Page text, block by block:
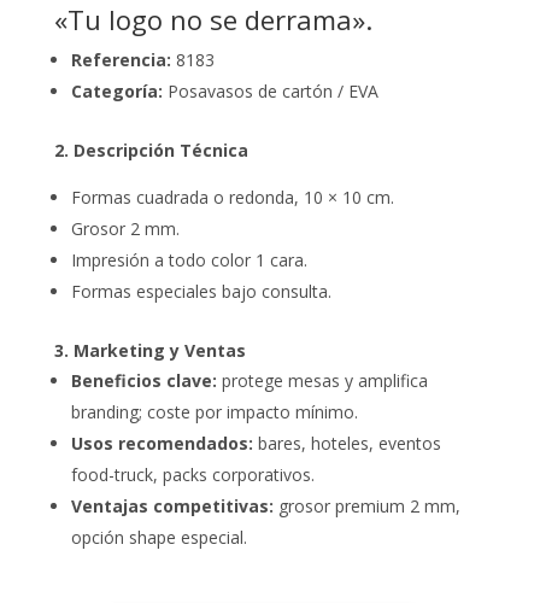
«Tu logo no se derrama».
Referencia: 8183
Categoría: Posavasos de cartón / EVA
2. Descripción Técnica
Formas cuadrada o redonda, 10 × 10 cm.
Grosor 2 mm.
Impresión a todo color 1 cara.
Formas especiales bajo consulta.
3. Marketing y Ventas
Beneficios clave: protege mesas y amplifica
branding; coste por impacto mínimo.
Usos recomendados: bares, hoteles, eventos
food-truck, packs corporativos.
Ventajas competitivas: grosor premium 2 mm,
opción shape especial.